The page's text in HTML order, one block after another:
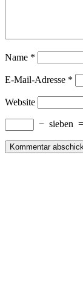
Name *
E-Mail-Adresse *
Website
− sieben =